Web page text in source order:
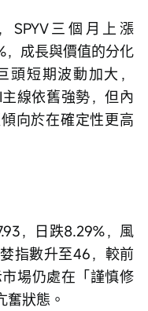
SPYV三個月上漲
，成長與價值的分化
短期波動加大，
線依舊強勢，但內
向於在確定性更高
，日跌8.29%，風
指數升至46，較前
場仍處在「謹慎修
狀態。